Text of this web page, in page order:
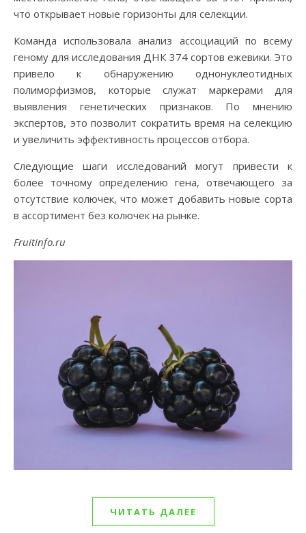
что открывает новые горизонты для селекции.
Команда использовала анализ ассоциаций по всему
геному для исследования ДНК 374 сортов ежевики. Это
привело к обнаружению однонуклеотидных
полиморфизмов, которые служат маркерами для
выявления генетических признаков. По мнению
экспертов, это позволит сократить время на селекцию
и увеличить эффективность процессов отбора.
Следующие шаги исследований могут привести к
более точному определению гена, отвечающего за
отсутствие колючек, что может добавить новые сорта
в ассортимент без колючек на рынке.
Fruitinfo.ru
ЧИТАТЬ ДАЛЕЕ